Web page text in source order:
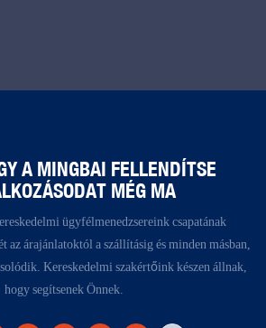
A MINGBAI FELLENDÍTSE
MÉG MA
ügyfélmenedzsereink csapatának
az árajánlatoktól a szállításig és minden másban,
Kereskedelmi szakértőink készen állnak,
hogy segítsenek Önnek.